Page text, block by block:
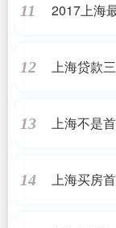
11
2017上海
12
上海贷款
13 上海不是
14 上海买房